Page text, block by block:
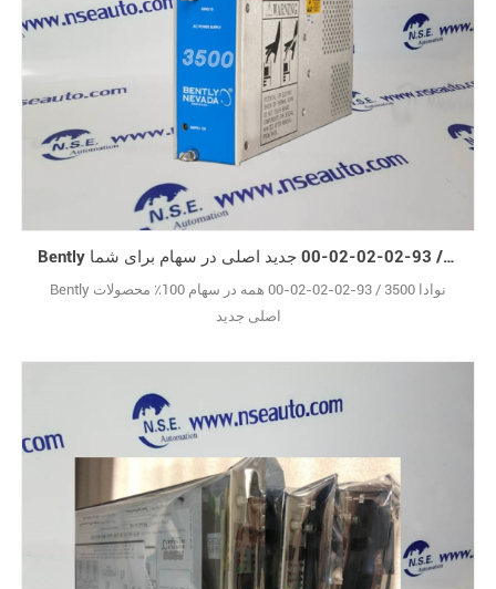
Bently نوادا 3500 / 93-02-02-02-00 جدید اصلی در سهام برای شما
Bently نوادا 3500 / 93-02-02-02-00 همه در سهام 100٪ محصولات
اصلی جدید